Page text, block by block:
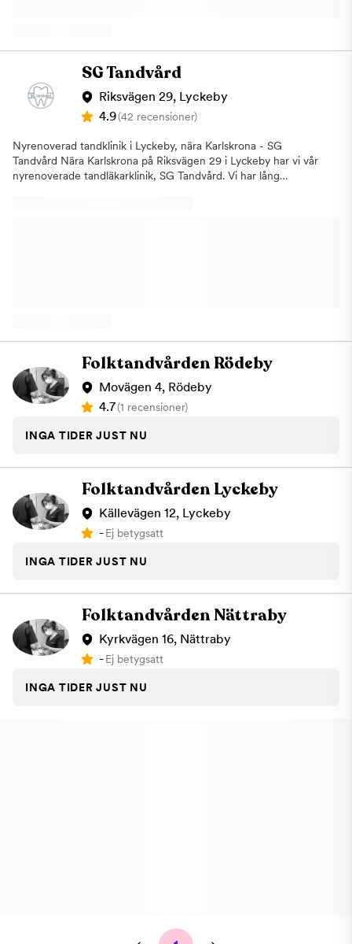
SG Tandvård
Riksvägen 29, Lyckeby
4.9(42 recensioner)
Nyrenoverad tandklinik i Lyckeby, nära Karlskrona - SG
Tandvård Nära Karlskrona på Riksvägen 29 i Lyckeby har vi vår
nyrenoverade tandläkarklinik, SG Tandvård. Vi har lång
Folktandvården Rödeby
Movägen 4, Rödeby
4.7(1 recensioner)
INGA TIDER JUST NU
Folktandvården Lyckeby
Källevägen 12, Lyckeby
-Ej betygsatt
INGA TIDER JUST NU
Folktandvården Nättraby
Kyrkvägen 16, Nättraby
-Ej betygsatt
INGA TIDER JUST NU